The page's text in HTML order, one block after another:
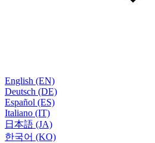
English (EN)
Deutsch (DE)
Español (ES)
Italiano (IT)
日本語 (JA)
한국어 (KO)